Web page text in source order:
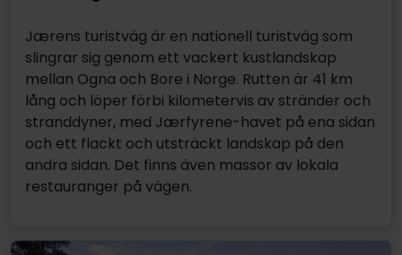
Jærens turistväg är en nationell turistväg som
slingrar sig genom ett vackert kustlandskap
mellan Ogna och Bore i Norge. Rutten är 41 km
lång och löper förbi kilometervis av stränder och
stranddyner, med Jærfyrene-havet på ena sidan
och ett flackt och utsträckt landskap på den
andra sidan. Det finns även massor av lokala
restauranger på vägen.